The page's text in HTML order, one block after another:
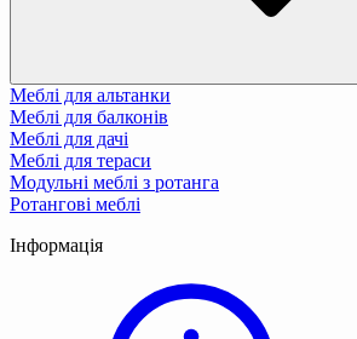
Меблі для альтанки
Меблі для балконів
Меблі для дачі
Меблі для тераси
Модульні меблі з ротанга
Ротангові меблі
Інформація